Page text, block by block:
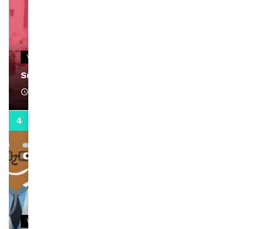
VIDEOS
Support Black Business Wee-kend
VIDEOS